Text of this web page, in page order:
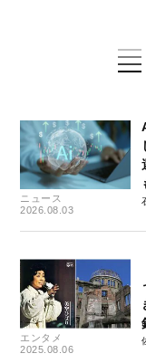
ニュース
2026.08.03
エンタメ
2025.08.06